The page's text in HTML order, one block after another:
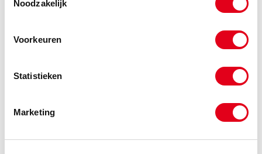
Noodzakelijk
Voorkeuren
Statistieken
Marketing
Gerelateerde categorieën voor ASA